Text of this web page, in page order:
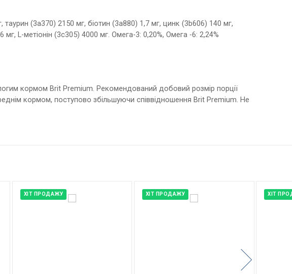
таурин (3a370) 2150 мг, біотин (3a880) 1,7 мг, цинк (3b606) 140 мг,
L-метіонін (3c305) 4000 мг. Омега-3: 0,20%, Омега -6: 2,24%
кормом Brit Premium. Рекомендований добовий розмір порції
кормом, поступово збільшуючи співвідношення Brit Premium. Не
ХІТ ПРОДАЖУ ХІТ ПРОДАЖУ ХІТ